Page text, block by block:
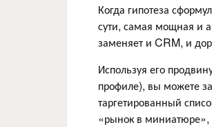
Когда гипотеза
сути, самая мощная и
заменяет и CRM, и
Используя его
профиле), вы можете
таргетированный
«рынок в миниатюре»,